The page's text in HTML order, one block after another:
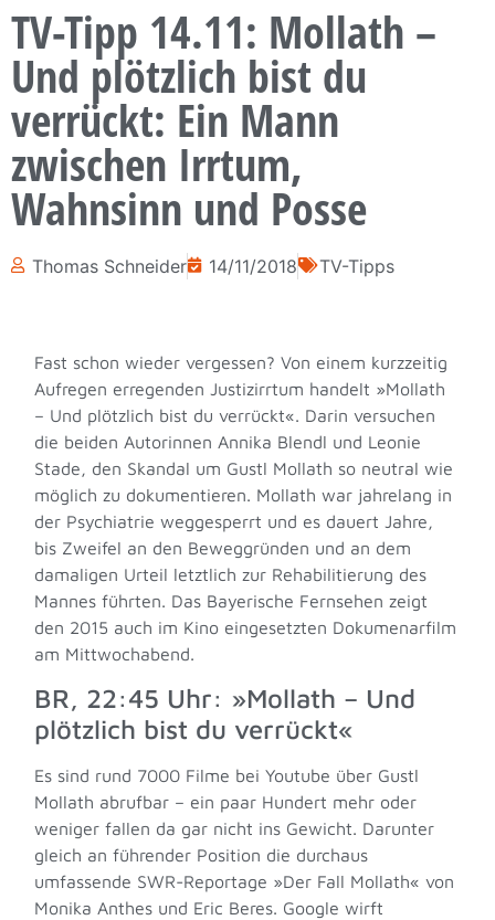
TV-Tipp 14.11: Mollath –
Und plötzlich bist du
verrückt: Ein Mann
zwischen Irrtum,
Wahnsinn und Posse
Thomas Schneider 14/11/2018 TV-Tipps
Fast schon wieder vergessen? Von einem kurzzeitig
Aufregen erregenden Justizirrtum handelt »Mollath
– Und plötzlich bist du verrückt«. Darin versuchen
die beiden Autorinnen Annika Blendl und Leonie
Stade, den Skandal um Gustl Mollath so neutral wie
möglich zu dokumentieren. Mollath war jahrelang in
der Psychiatrie weggesperrt und es dauert Jahre,
bis Zweifel an den Beweggründen und an dem
damaligen Urteil letztlich zur Rehabilitierung des
Mannes führten. Das Bayerische Fernsehen zeigt
den 2015 auch im Kino eingesetzten Dokumenarfilm
am Mittwochabend.
BR, 22:45 Uhr: »Mollath – Und
plötzlich bist du verrückt«
Es sind rund 7000 Filme bei Youtube über Gustl
Mollath abrufbar – ein paar Hundert mehr oder
weniger fallen da gar nicht ins Gewicht. Darunter
gleich an führender Position die durchaus
umfassende SWR-Reportage »Der Fall Mollath« von
Monika Anthes und Eric Beres. Google wirft